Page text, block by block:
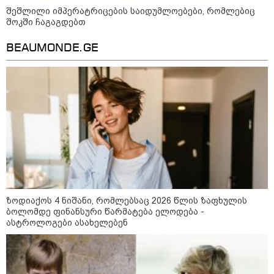
ირაკლი ფავლენიშვილი აგვისტოს
ომზე ხელისუფლების
რუსული სქემის ნაწილად ყოფნა
შეშლილი იმპერატრიცების საიდუმლოებები, რომლებიც
შოკში ჩაგაგდებთ
BEAUMONDE.GE
ზოდიაქოს 4 ნიშანი, რომლებსაც 2026 წლის ზაფხულის
ბოლომდე ფინანსური წარმატება ელოდება -
ასტროლოგები ასახელებენ